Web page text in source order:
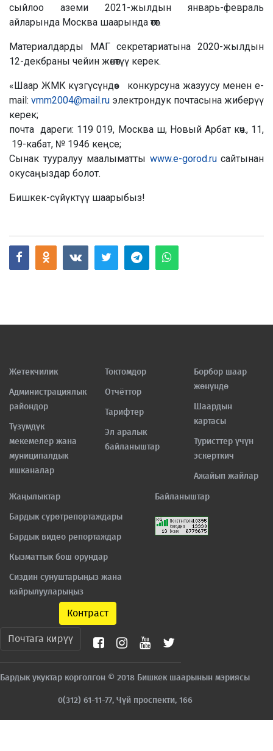
сыйлоо аземи 2021-жылдын январь-февраль
айларында Москва шаарында өтөт.
Материалдарды МАГ секретариатына 2020-жылдын
12-декбраны чейин жөнөтүү керек.
«Шаар ЖМК күзгүсүндө» конкурсуна жазуусу менен e-
mail: vmm2004@mail.ru электрондук почтасына жиберүү
керек;
почта дареги: 119 019, Москва ш, Новый Арбат көч., 11,
19-кабат, № 1946 кеңсе;
Сынак тууралуу маалыматты www.e-gorod.ruсайтынан
окусаңыздар болот.
Бишкек-сүйүктүү шаарыбыз!
Жетекчилик
Администрациялык
райондор
Түзүмдүк
мекемелер жана
муниципалдык
ишканалар
Токтомдор
Отчёттор
Тарифтер
Эл аралык
байланыштар
Борбор шаар
жөнүндө
Шаардын
картасы
Туристтер үчүн
эскерткич
Ажайып жайлар
Жаңылыктар
Бардык сүрөтрепортаждары
Бардык видео репортаждар
Кызматтык бош орундар
Сиздин сунуштарыңыз жана
кайрылууларыңыз
Байланыштар
Контраст
Почтага кирүү
Бардык укуктар корголгон © 2018 Бишкек шаарынын мэриясы
0(312) 61-11-77, Чүй проспекти, 166